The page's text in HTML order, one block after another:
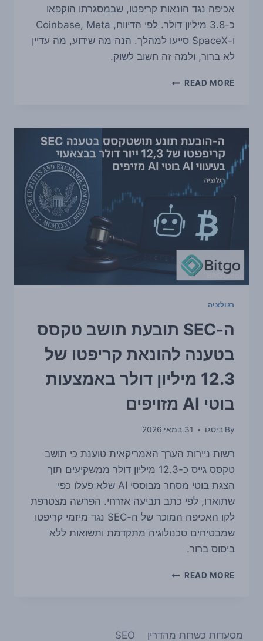
אכיפה נגד הונאות קריפטו, שבמסגרתו הוקפאו
כ-3.8 מיליון דולר. לפי הדיווח, Coinbase, Meta
ו-SpaceX סייעו למהלך. הנה מה שידוע, מה עדיין
לא ברור, ולמה זה חשוב לשוק.
READ MORE
COINBASE,
שיתפו
פעולה
עם
ה-
במבצע
נגד
הונאות
קריפטו
רגולציה
ה-SEC תובעת תושב טקסס
בטענה להונאת קריפטו של
12.3 מיליון דולר באמצעות
בוטי AI מזויפים
By ביטגו 31 במאי 2026
רשות ניירות הערך האמריקאית טוענת כי תושב
טקסס גייס כ-12.3 מיליון דולר ממשקיעים תוך
הצגת בוטי מסחר מבוססי AI שלא פעלו כפי
שתוארו, לפי כתב תביעה אזרחי. הפרשה מצטרפת
לקו האכיפה המוכר של ה-SEC נגד מיזמי קריפטו
שמבטיחים טכנולוגיה מתקדמת ותשואות ללא
ביסוס ברור.
READ MORE ה-
בטענה
מסעדות כשרות מהדרין SEO